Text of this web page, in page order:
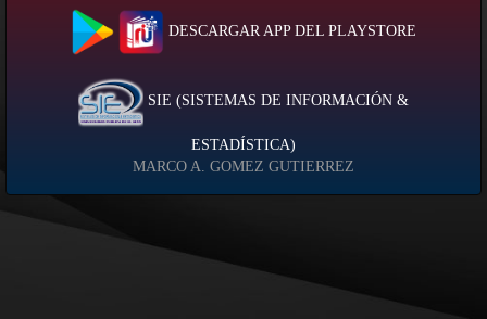
DESCARGAR APP DEL PLAYSTORE
SIE (SISTEMAS DE INFORMACIÓN &
ESTADÍSTICA)
MARCO A. GOMEZ GUTIERREZ